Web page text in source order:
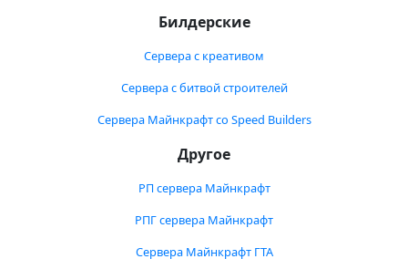
Билдерские
Сервера с креативом
Сервера с битвой строителей
Сервера Майнкрафт со Speed Builders
Другое
РП сервера Майнкрафт
РПГ сервера Майнкрафт
Сервера Майнкрафт ГТА